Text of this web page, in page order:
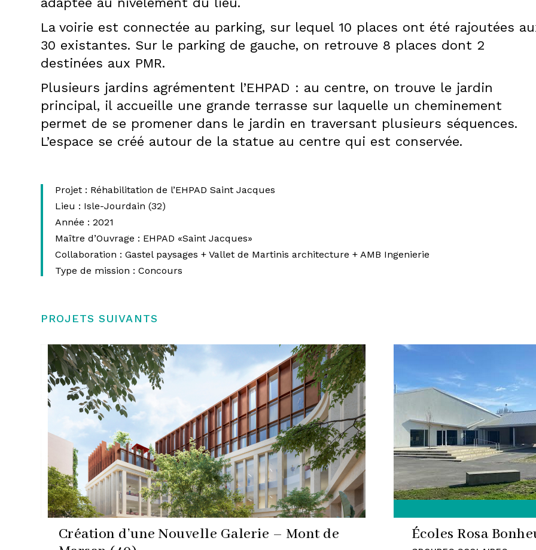
La voirie est connectée au parking, sur lequel 10 places ont été rajoutées
30 existantes. Sur le parking de gauche, on retrouve 8 places dont 2
destinées aux PMR.
Plusieurs jardins agrémentent l’EHPAD : au centre, on trouve le jardin
principal, il accueille une grande terrasse sur laquelle un cheminement
permet de se promener dans le jardin en traversant plusieurs séquences.
L’espace se créé autour de la statue au centre qui est conservée.
Projet : Réhabilitation de l’EHPAD Saint Jacques
Lieu : Isle-Jourdain (32)
Année : 2021
Maître d’Ouvrage : EHPAD «Saint Jacques»
Collaboration : Gastel paysages + Vallet de Martinis architecture + AMB Ingenierie
Type de mission : Concours
PROJETS SUIVANTS
Création d’une Nouvelle Galerie – Mont de
Écoles Rosa